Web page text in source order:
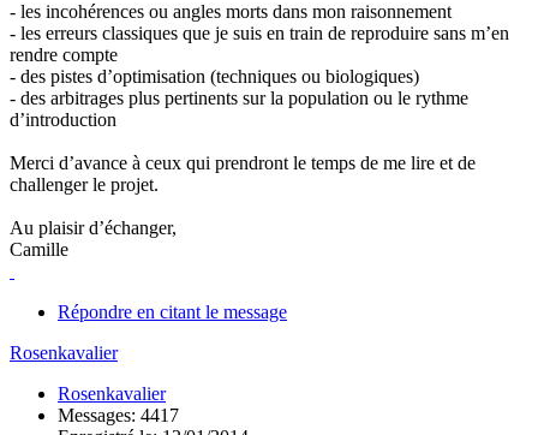
- les incohérences ou angles morts dans mon raisonnement
- les erreurs classiques que je suis en train de reproduire sans m’en
rendre compte
- des pistes d’optimisation (techniques ou biologiques)
- des arbitrages plus pertinents sur la population ou le rythme
d’introduction
Merci d’avance à ceux qui prendront le temps de me lire et de
challenger le projet.
Au plaisir d’échanger,
Camille
Répondre en citant le message
Rosenkavalier
Rosenkavalier
Messages: 4417